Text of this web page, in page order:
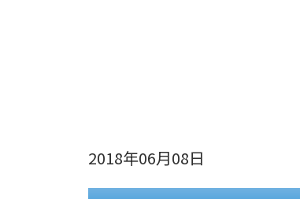
2018年06月08日